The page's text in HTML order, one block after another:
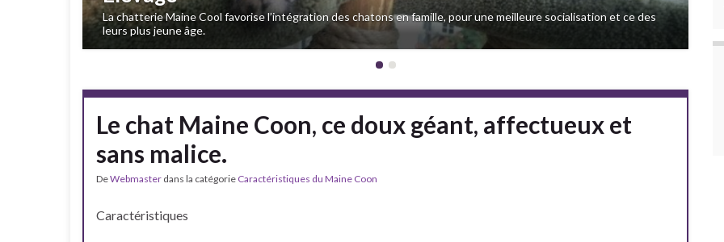
La chatterie Maine Cool favorise l’intégration des chatons en famille, pour une meilleure socialisation et ce des
leurs plus jeune âge.
Le chat Maine Coon, ce doux géant, affectueux et
sans malice.
DeWebmaster dans la catégorie Caractéristiques du Maine Coon
Caractéristiques